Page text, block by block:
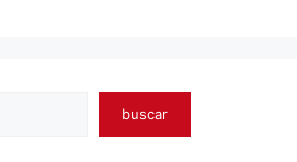
buscar